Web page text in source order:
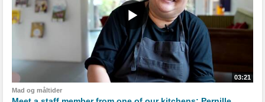
03:21
Mad og måltider